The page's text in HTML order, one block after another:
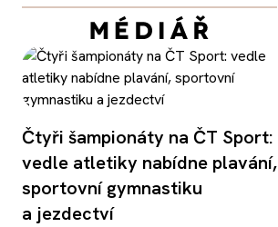
Čtyři šampionáty na ČT Sport:
vedle atletiky nabídne plavání,
sportovní gymnastiku
a jezdectví